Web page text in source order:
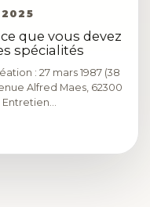
que vous devez
spécialités
: 27 mars 1987 (38
Alfred Maes, 62300
Entretien…